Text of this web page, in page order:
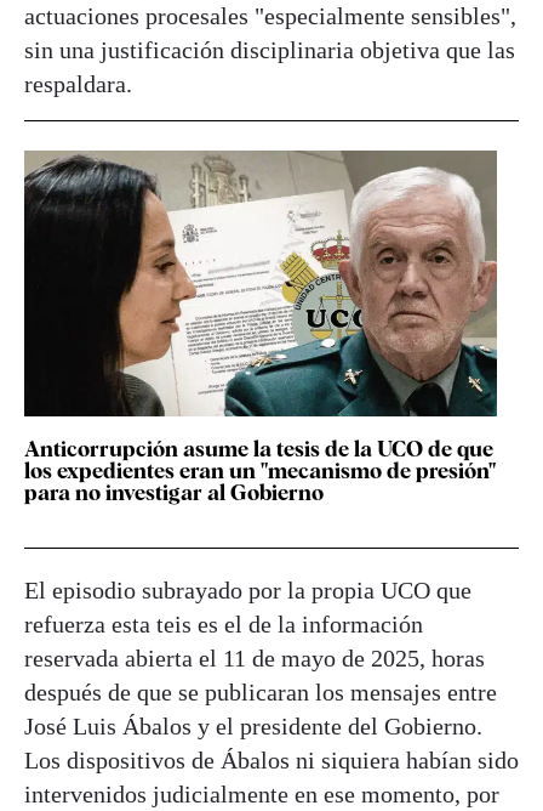
actuaciones procesales "especialmente sensibles",
sin una justificación disciplinaria objetiva que las
respaldara.
Anticorrupción asume la tesis de la UCO de que
los expedientes eran un "mecanismo de presión"
para no investigar al Gobierno
El episodio subrayado por la propia UCO que
refuerza esta teis es el de la información
reservada abierta el 11 de mayo de 2025, horas
después de que se publicaran los mensajes entre
José Luis Ábalos y el presidente del Gobierno.
Los dispositivos de Ábalos ni siquiera habían sido
intervenidos judicialmente en ese momento, por